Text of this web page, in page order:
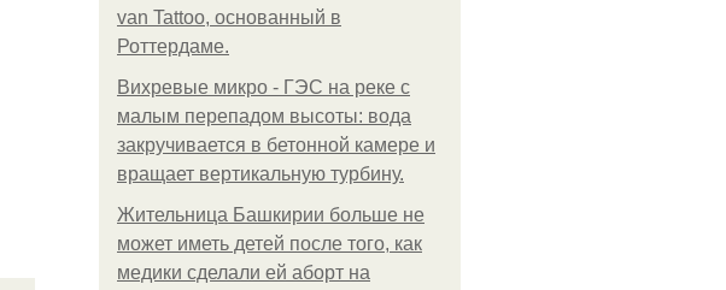
van Tattoo, основанный в
Роттердаме.
Вихревые микро - ГЭС на реке с
малым перепадом высоты: вода
закручивается в бетонной камере и
вращает вертикальную турбину.
Жительница Башкирии больше не
может иметь детей после того, как
медики сделали ей аборт на